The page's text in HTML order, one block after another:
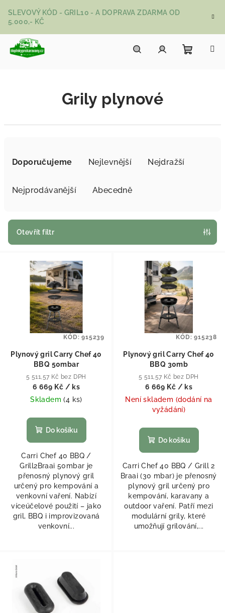
SLEVOVÝ KÓD - GRIL10 - A DOPRAVA ZDARMA OD
5.000,- KČ
Grily plynové
Doporučujeme Nejlevnější Nejdražší
Nejprodávanější Abecedně
Otevřít filtr
Výpis produktů
Plynový gril Carry Chef 40
BBQ 50mbar
5 511,57 Kč bez DPH
6 669 Kč / ks
Skladem(4 ks)
Do košíku
Carri Chef 40 BBQ /
Grill2Braai 50mbar je
přenosný plynový gril
určený pro kempování a
venkovní vaření. Nabízí
víceúčelové použití – jako
gril, BBQ i improvizovaná
venkovní...
KÓD:915239
Plynový gril Carry Chef 40
BBQ 30mb
5 511,57 Kč bez DPH
6 669 Kč / ks
Není skladem (dodání na
vyžádání)
Do košíku
Carri Chef 40 BBQ / Grill 2
Braai (30 mbar) je přenosný
plynový gril určený pro
kempování, karavany a
outdoor vaření. Patří mezi
modulární grily, které
umožňují grilování,...
KÓD:915238